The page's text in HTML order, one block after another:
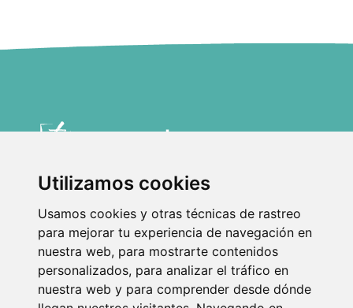
Utilizamos cookies
Usamos cookies y otras técnicas de rastreo
para mejorar tu experiencia de navegación en
nuestra web, para mostrarte contenidos
personalizados, para analizar el tráfico en
nuestra web y para comprender desde dónde
C/ Doctor Martí i Julià,
53-55, 08940 Cornellá
Teléfono:
934740002
C/ Los Batanes 16, 2º
D, 28803 Alcalá de
Teléfono:
911138140
Horario de oficina: De 08:00 a 15:00
Email: info@transeduca.com
WhatsApp: 685377502
Navega
Inicio
Legales
Política de Privacidad
Asistente Transeduca
Transeduca. ¿En qué puedo ayudarte